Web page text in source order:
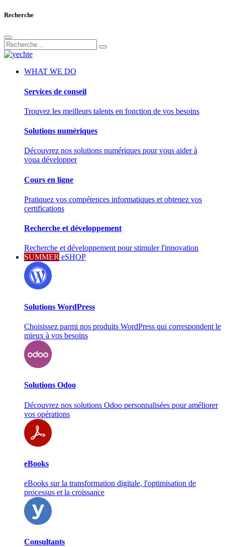
Recherche
WHAT WE DO
Services de conseil
Trouvez les meilleurs talents en fonction de vos besoins
Solutions numériques
Découvrez nos solutions numériques pour vous aider à
voua développer
Cours en ligne
Pratiquez vos compétences informatiques et obtenez vos
certifications
Recherche et développement
Recherche et développement pour stimuler l'innovation
SUMMER eSHOP
Solutions WordPress
Choisissez parmi nos produits WordPress qui correspondent le
mieux à vos besoins
Solutions Odoo
Découvrez nos solutions Odoo personnalisées pour améliorer
vos opérations
eBooks
eBooks sur la transformation digitale, l'optimisation de
processus et la croissance
Consultants